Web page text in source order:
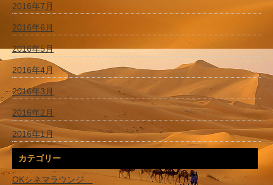
2016年7月
2016年6月
2016年5月
2016年4月
2016年3月
2016年2月
2016年1月
カテゴリー
OKシネマラウンジ